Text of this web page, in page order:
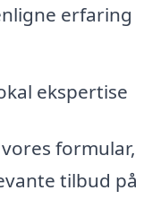
erfaring
ekspertise
formular,
tilbud på